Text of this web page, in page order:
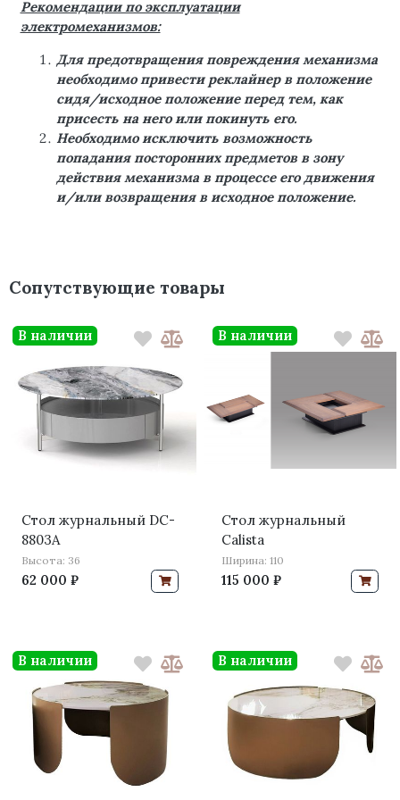
Рекомендации по эксплуатации
электромеханизмов:
Для предотвращения повреждения механизма
необходимо привести реклайнер в положение
сидя/исходное положение перед тем, как
присесть на него или покинуть его.
Необходимо исключить возможность
попадания посторонних предметов в зону
действия механизма в процессе его движения
и/или возвращения в исходное положение.
Сопутствующие товары
Стол журнальный DC-
8803A
Высота: 36
62 000 ₽
В наличии
Стол журнальный
Calista
Ширина: 110
115 000 ₽
В наличии
В наличии В наличии